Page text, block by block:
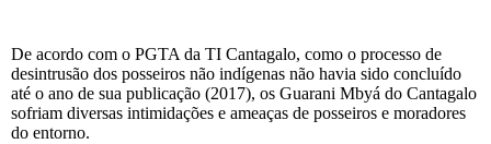
De acordo com o PGTA da TI Cantagalo, como o processo de
desintrusão dos posseiros não indígenas não havia sido concluído
até o ano de sua publicação (2017), os Guarani Mbyá do Cantagalo
sofriam diversas intimidações e ameaças de posseiros e moradores
do entorno.